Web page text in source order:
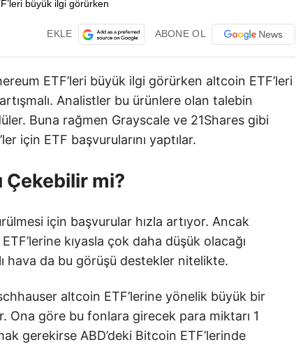
EKLE ABONE OL
ETF’leri büyük ilgi görürken altcoin ETF’leri
Analistler bu ürünlere olan talebin
Buna rağmen Grayscale ve 21Shares gibi
için ETF başvurularını yaptılar.
Çekebilir mi?
için başvurular hızla artıyor. Ancak
kıyasla çok daha düşük olacağı
hava da bu görüşü destekler nitelikte.
altcoin ETF’lerine yönelik büyük bir
Ona göre bu fonlara girecek para miktarı 1
gerekirse ABD’deki Bitcoin ETF’lerinde